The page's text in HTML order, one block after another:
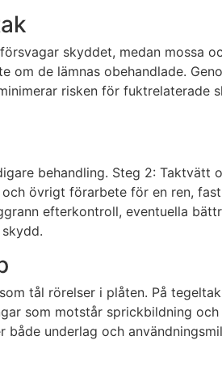
skyddet, medan mossa
om de lämnas obehandlade.
risken för fuktrelaterade
behandling. Steg 2: Taktvätt
övrigt förarbete för en ren,
efterkontroll, eventuella
tål rörelser i plåten. På
som motstår sprickbildning
underlag och